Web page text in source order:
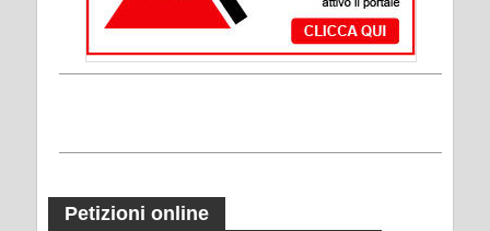
Petizioni online